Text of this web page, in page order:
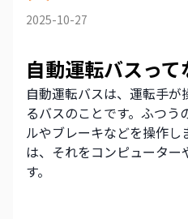
2025-10-27
自動運転バスって
自動運転バスは、運転手
るバスのことです。ふつう
ルやブレーキなどを操作
は、それをコンピューター
す。